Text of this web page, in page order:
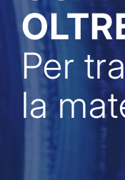
Per
la